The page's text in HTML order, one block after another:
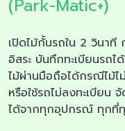
(Park-Matic+)
เปิดไม้กั้นรถใน 2 วินาที
อิสระ บันทึกทะเบียนรถ
ไม้ผ่านมือถือได้กรณีไม้ไ
หรือใช้รถไม่ลงทะเบียน
ได้จากทุกอุปกรณ์ ทุกที่ทุ